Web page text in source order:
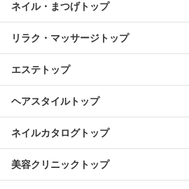
ネイル・まつげトップ
リラク・マッサージトップ
エステトップ
ヘアスタイルトップ
ネイルカタログトップ
美容クリニックトップ